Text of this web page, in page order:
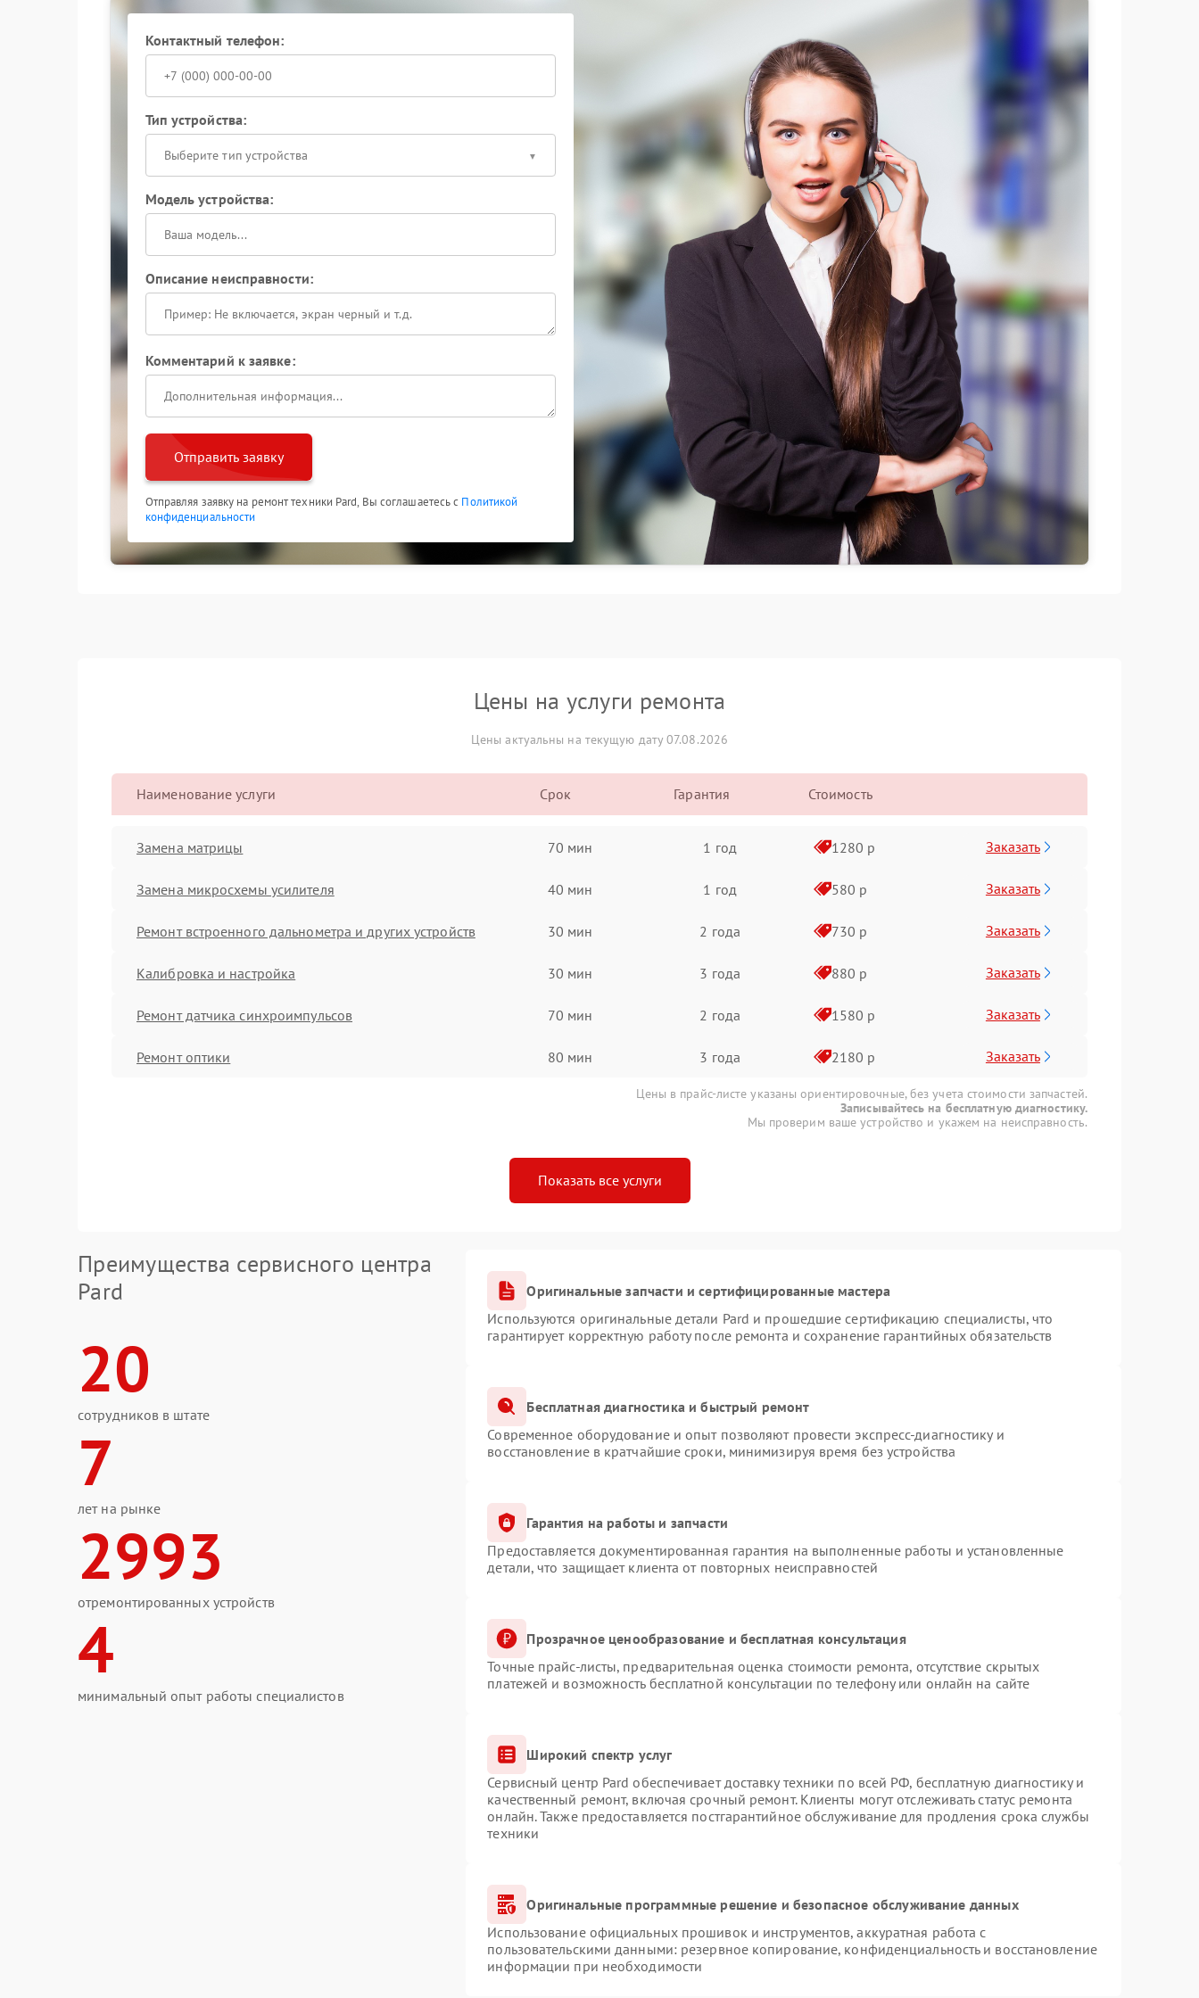
Контактный телефон:
Тип устройства:
Выберите тип устройства
Модель устройства:
Описание неисправности:
Комментарий к заявке:
Отправить заявку
Отправляя заявку на ремонт техники Pard, Вы соглашаетесь с Политикой
конфиденциальности
Цены на услуги ремонта
Цены актуальны на текущую дату 07.08.2026
Наименование услуги Срок Гарантия Стоимость
Замена матрицы 70 мин 1 год 1280 р Заказать
Замена микросхемы усилителя 40 мин 1 год 580 р Заказать
Ремонт встроенного дальнометра и других устройств 30 мин 2 года 730 р Заказать
Калибровка и настройка 30 мин 3 года 880 р Заказать
Ремонт датчика синхроимпульсов 70 мин 2 года 1580 р Заказать
Ремонт оптики 80 мин 3 года 2180 р Заказать
Цены в прайс-листе указаны ориентировочные, без учета стоимости запчастей.
Записывайтесь на бесплатную диагностику.
Мы проверим ваше устройство и укажем на неисправность.
Показать все услуги
Преимущества сервисного центра
Pard
20
сотрудников в штате
7
лет на рынке
2993
отремонтированных устройств
4
минимальный опыт работы специалистов
Оригинальные запчасти и сертифицированные мастера
Используются оригинальные детали Pard и прошедшие сертификацию специалисты, что
гарантирует корректную работу после ремонта и сохранение гарантийных обязательств
Бесплатная диагностика и быстрый ремонт
Современное оборудование и опыт позволяют провести экспресс-диагностику и
восстановление в кратчайшие сроки, минимизируя время без устройства
Гарантия на работы и запчасти
Предоставляется документированная гарантия на выполненные работы и установленные
детали, что защищает клиента от повторных неисправностей
Прозрачное ценообразование и бесплатная консультация
Точные прайс-листы, предварительная оценка стоимости ремонта, отсутствие скрытых
платежей и возможность бесплатной консультации по телефону или онлайн на сайте
Широкий спектр услуг
Сервисный центр Pard обеспечивает доставку техники по всей РФ, бесплатную диагностику и
качественный ремонт, включая срочный ремонт. Клиенты могут отслеживать статус ремонта
онлайн. Также предоставляется постгарантийное обслуживание для продления срока службы
техники
Оригинальные программные решение и безопасное обслуживание данных
Использование официальных прошивок и инструментов, аккуратная работа с
пользовательскими данными: резервное копирование, конфиденциальность и восстановление
информации при необходимости